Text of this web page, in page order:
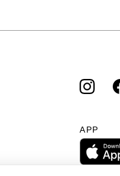
APP